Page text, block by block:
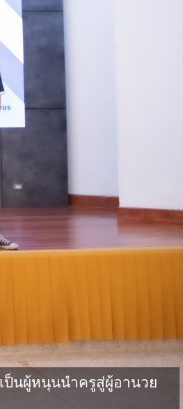
นผู้หนุนนำครูสู่ผู้อานวย